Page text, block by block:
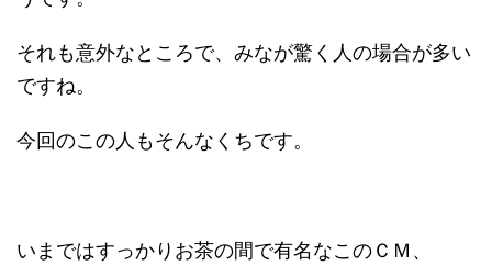
それも意外なところで、みなが驚く人の場合が多い
ですね。
今回のこの人もそんなくちです。
いまではすっかりお茶の間で有名なこのＣＭ、